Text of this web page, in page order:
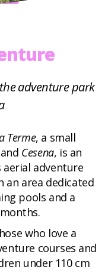
adventure park
Terme, a small
Cesena, is an
adventure
area dedicated
pools and a
who love a
courses and
under 110 cm